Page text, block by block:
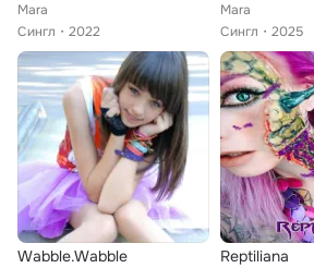
Mara
Сингл
2022
Mara
Сингл
2025
Wabble.Wabble Reptiliana